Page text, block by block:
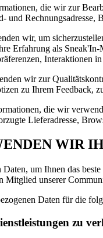
die wir zur
und Rechnungsadresse,
wir, um
Erfahrung als
Interaktionen
wir zur
zu Ihrem Feedback,
die wir
Lieferadresse,
WIR
um Ihnen das
Mitglied unserer
Daten für die
zu